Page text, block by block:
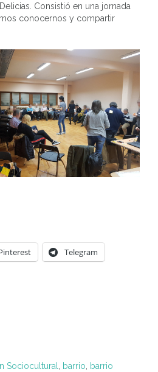
Consistió en una jornada
conocernos y compartir
Telegram
Sociocultural, barrio, barrio